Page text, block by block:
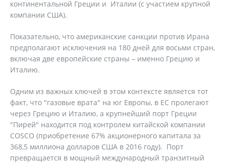
континентальной Греции и Италии (с участием крупной
компании США).
Показательно, что американские санкции против Ирана
предполагают исключения на 180 дней для восьми стран,
включая две европейские страны – именно Грецию и
Италию.
Одним из важных ключей в этом контексте является тот
факт, что "газовые врата" на юг Европы, в ЕС пролегают
через Грецию и Италию, а крупнейший порт Греции
"Пирей" находится под контролем китайской компании
COSCO (приобретение 67% акционерного капитала за
368,5 миллиона долларов США в 2016 году). Порт
превращается в мощный международный транзитный